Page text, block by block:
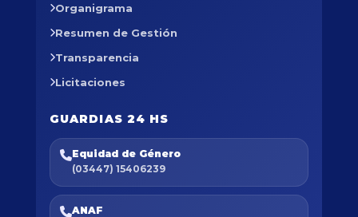
Organigrama
Resumen de Gestión
Transparencia
Licitaciones
GUARDIAS 24 HS
Equidad de Género
(03447) 15406239
ANAF